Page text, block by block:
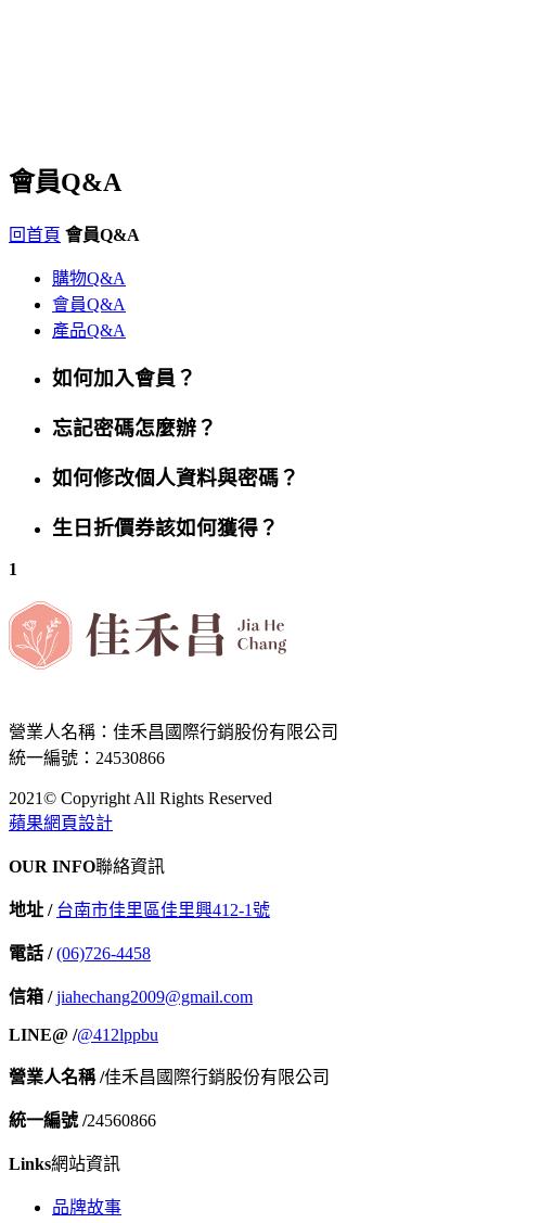
會員Q&A
回首頁 會員Q&A
購物Q&A
會員Q&A
產品Q&A
如何加入會員？
忘記密碼怎麼辦？
如何修改個人資料與密碼？
生日折價券該如何獲得？
1
營業人名稱：佳禾昌國際行銷股份有限公司
統一編號：24530866
2021© Copyright All Rights Reserved
蘋果網頁設計
OUR INFO聯絡資訊
地址 / 台南市佳里區佳里興412-1號
電話 /(06)726-4458
信箱 /jiahechang2009@gmail.com
LINE@ /@412lppbu
營業人名稱 /佳禾昌國際行銷股份有限公司
統一編號 /24560866
Links網站資訊
品牌故事